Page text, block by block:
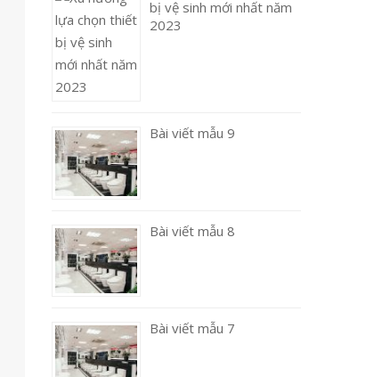
bị vệ sinh mới nhất năm
2023
Bài viết mẫu 9
Bài viết mẫu 8
Bài viết mẫu 7